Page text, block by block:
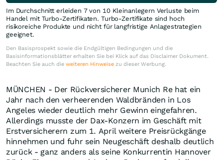
Im Durchschnitt erleiden 7 von 10 Kleinanlegern Verluste beim
Handel mit Turbo-Zertifikaten. Turbo-Zertifikate sind hoch
risikoreiche Produkte und nicht für langfristige Anlagestrategien
geeignet.
Den Basisprospekt sowie die Endgültigen Bedingungen und die
Basisinformationsblätter erhalten Sie bei Klick auf das Disclaimer Dokument.
Beachten Sie auch die weiteren Hinweise zu dieser Werbung.
MÜNCHEN - Der Rückversicherer Munich Re hat ein
Jahr nach den verheerenden Waldbränden in Los
Angeles wieder deutlich mehr Gewinn eingefahren.
Allerdings musste der Dax-Konzern im Geschäft mit
Erstversicherern zum 1. April weitere Preisrückgänge
hinnehmen und fuhr sein Neugeschäft deshalb deutlich
zurück - ganz anders als seine Konkurrentin Hannover